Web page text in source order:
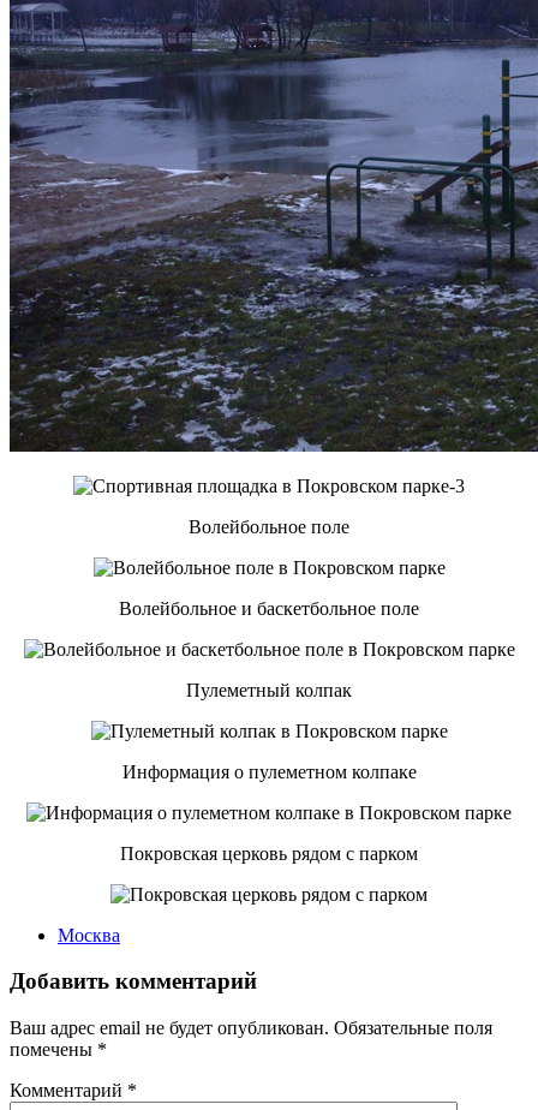
Волейбольное поле
Волейбольное и баскетбольное поле
Пулеметный колпак
Информация о пулеметном колпаке
Покровская церковь рядом с парком
Москва
Добавить комментарий
Ваш адрес email не будет опубликован. Обязательные поля
помечены *
Комментарий *